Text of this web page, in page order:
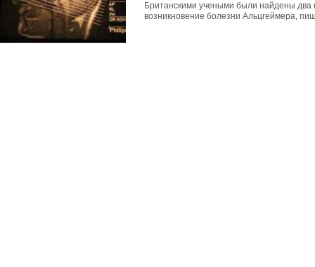
Британскими учеными были найдены два
возникновение болезни Альцгеймера,